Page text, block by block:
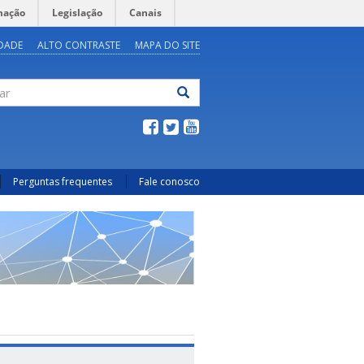
Legislação Canais
ALTO CONTRASTE MAPA DO SITE
Perguntas frequentes Fale conosco